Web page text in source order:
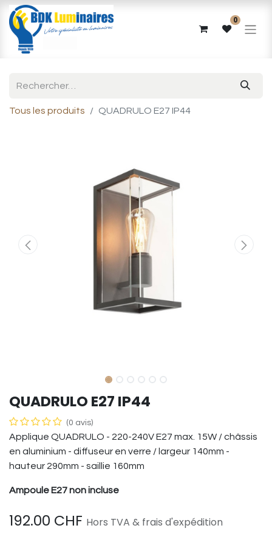
0
Tous les produits QUADRULO E27 IP44
QUADRULO E27 IP44
(0 avis)
Applique QUADRULO - 220-240V E27 max. 15W / châssis
en aluminium - diffuseur en verre / largeur 140mm -
hauteur 290mm - saillie 160mm
Ampoule E27 non incluse
192.00 CHF Hors TVA & frais d'expédition